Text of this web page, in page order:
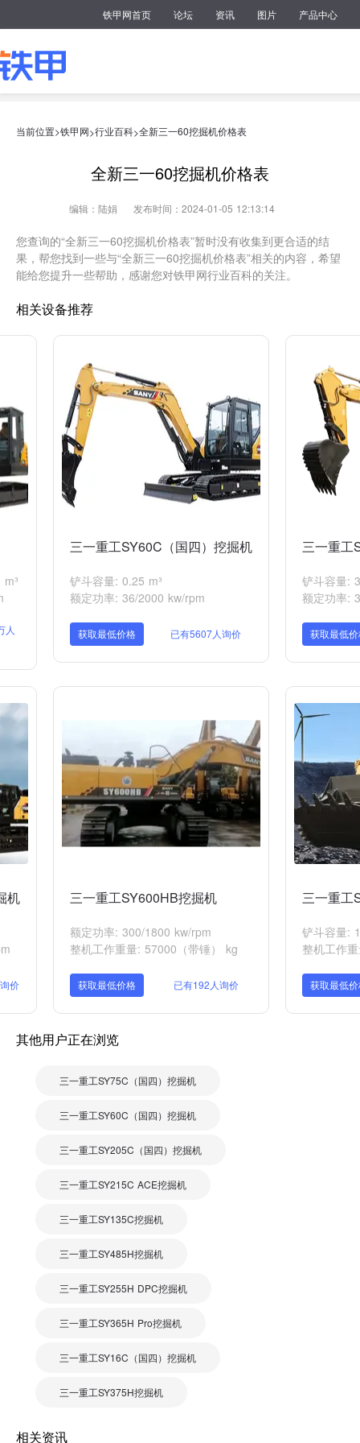
铁甲网首页 论坛 资讯 图片 产品中心
当前位置>铁甲网>行业百科>全新三一60挖掘机价格表
全新三一60挖掘机价格表
编辑：陆娟 发布时间：2024-01-05 12:13:14
您查询的“全新三一60挖掘机价格表”暂时没有收集到更合适的结
果，帮您找到一些与“全新三一60挖掘机价格表”相关的内容，希望
能给您提升一些帮助，感谢您对铁甲网行业百科的关注。
相关设备推荐
人
三一重工SY60C（国四）挖掘机
铲斗容量: 0.25 m³
额定功率: 36/2000 kw/rpm
获取最低价格 已有5607人询价
三一重工
铲斗容量:
额定功率:
获取最低
机
价
三一重工SY600HB挖掘机
额定功率: 300/1800 kw/rpm
整机工作重量: 57000（带锤） kg
获取最低价格 已有192人询价
三一重工
铲斗容量:
整机工作
获取最低
其他用户正在浏览
三一重工SY75C（国四）挖掘机
三一重工SY60C（国四）挖掘机
三一重工SY205C（国四）挖掘机
三一重工SY215C ACE挖掘机
三一重工SY135C挖掘机
三一重工SY485H挖掘机
三一重工SY255H DPC挖掘机
三一重工SY365H Pro挖掘机
三一重工SY16C（国四）挖掘机
三一重工SY375H挖掘机
相关资讯